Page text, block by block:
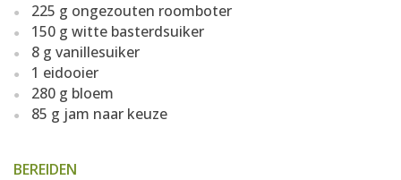
225 g ongezouten roomboter
150 g witte basterdsuiker
8 g vanillesuiker
1 eidooier
280 g bloem
85 g jam naar keuze
BEREIDEN